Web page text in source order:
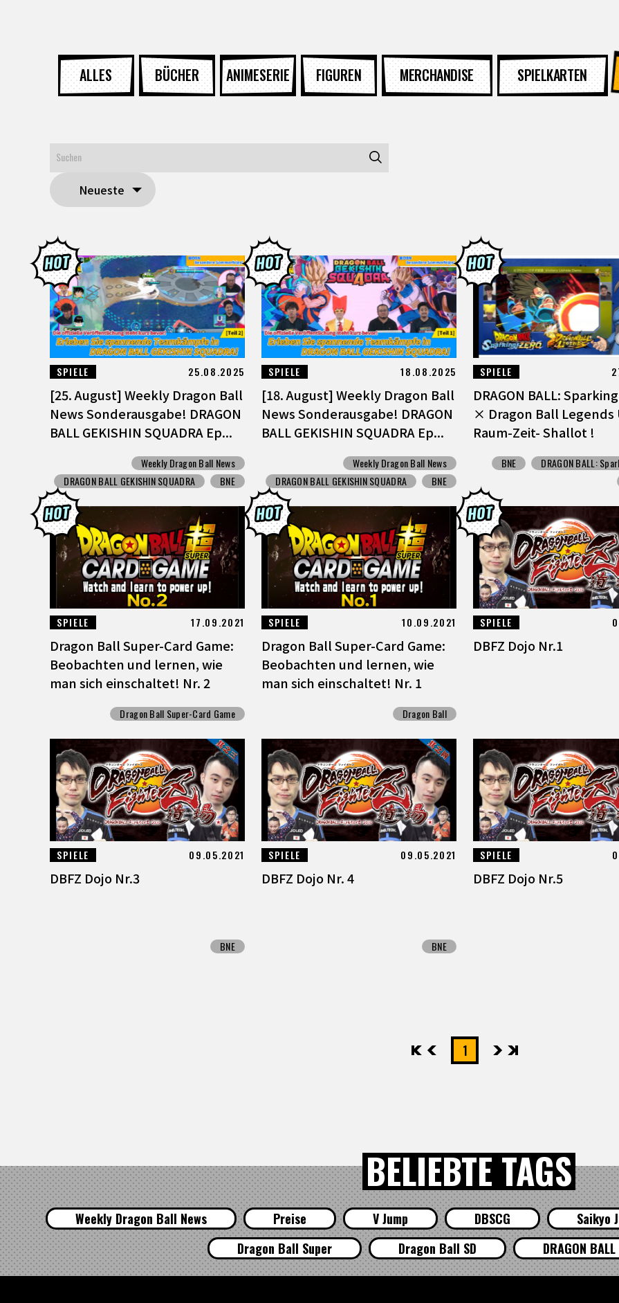
ALLES BÜCHER ANIMESERIE FIGUREN MERCHANDISE SPIELKARTEN
Neueste
SPIELE 25.08.2025
[25. August] Weekly Dragon Ball
News Sonderausgabe! DRAGON
BALL GEKISHIN SQUADRA Ep...
Weekly Dragon Ball News
DRAGON BALL GEKISHIN SQUADRA
BNE
SPIELE 18.08.2025
[18. August] Weekly Dragon Ball
News Sonderausgabe! DRAGON
BALL GEKISHIN SQUADRA Ep...
Weekly Dragon Ball News
DRAGON BALL GEKISHIN SQUADRA
BNE
SPIELE
DRAGON BALL:
× Dragon Ball Legends
Raum-Zeit- Shallot !
BNE
DRAGON BALL:
SPIELE 17.09.2021
Dragon Ball Super-Card Game:
Beobachten und lernen, wie
man sich einschaltet! Nr. 2
Dragon Ball Super-Card Game
SPIELE 10.09.2021
Dragon Ball Super-Card Game:
Beobachten und lernen, wie
man sich einschaltet! Nr. 1
Dragon Ball
SPIELE
DBFZ Dojo Nr.1
SPIELE 09.05.2021
DBFZ Dojo Nr.3
BNE
SPIELE 09.05.2021
DBFZ Dojo Nr. 4
BNE
SPIELE
DBFZ Dojo Nr.5
先頭 1 最後
BELIEBTE TAGS
Weekly Dragon Ball News Preise V Jump DBSCG Saikyo
Dragon Ball Super
Dragon Ball SD DRAGON